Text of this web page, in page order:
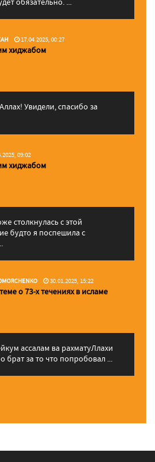
17.04.2025, 00:27
хиджабом
Увидели, спасибо за
09:02
хиджабом
столкнулась с этой
будто я поспешила с
30.01.2025, 15:22
о 73-х течениях в исламе
брат за то что попробовал ...